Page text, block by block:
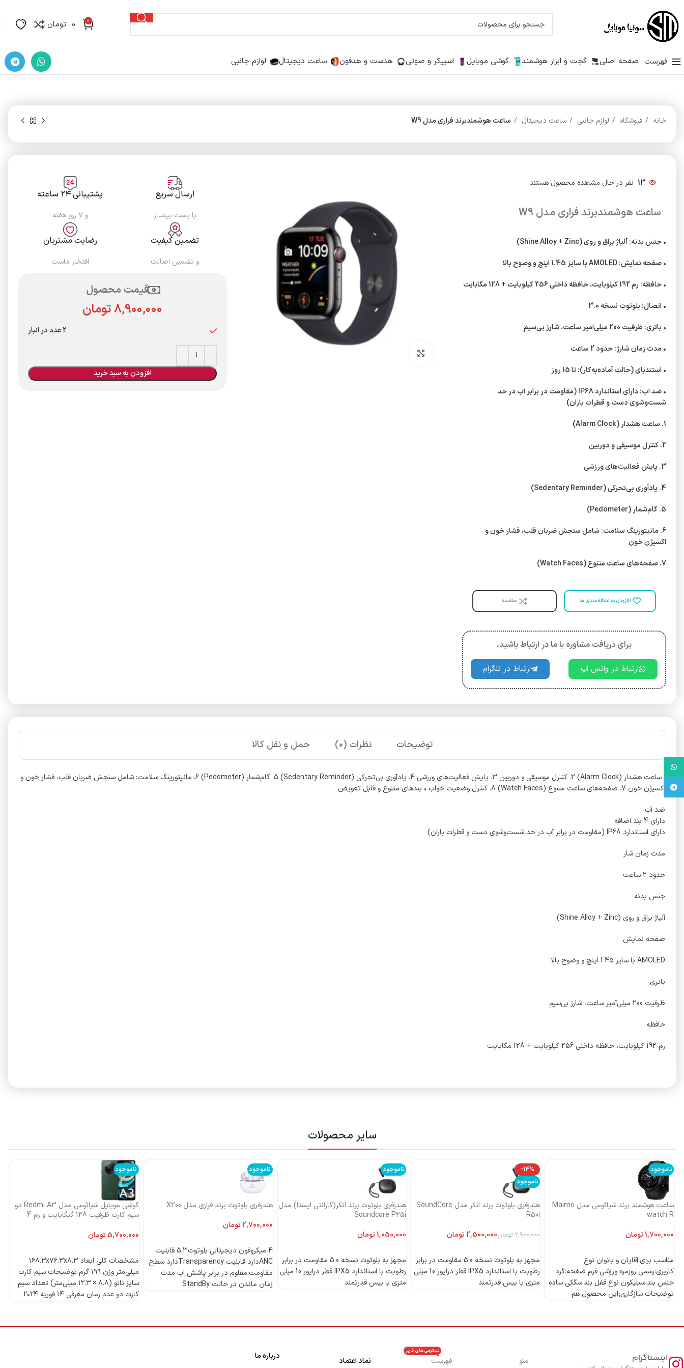
0
0 تومان
فهرست صفحه اصلی گجت و ابزار هوشمند گوشی موبایل اسپیکر و صوتی هدست و هدفون ساعت دیجیتال لوازم جانبی
خانه فروشگاه لوازم جانبی ساعت دیجیتال ساعت هوشمندبرند فراری مدل W9
13 نفر در حال مشاهده محصول هستند
ساعت هوشمندبرند فراری مدل W9
• جنس بدنه: آلیاژ براق و روی (Shine Alloy + Zinc)
• صفحه نمایش: AMOLED با سایز 1.45 اینچ و وضوح بالا
• حافظه: رم 192 کیلوبایت، حافظه داخلی 256 کیلوبایت + 128 مگابایت
• اتصال: بلوتوث نسخه 3.0
• باتری: ظرفیت 200 میلی‌آمپر ساعت، شارژ بی‌سیم
• مدت زمان شارژ: حدود 2 ساعت
• استندبای (حالت آماده‌به‌کار): تا 15 روز
• ضد آب: دارای استاندارد IP68 (مقاومت در برابر آب در حد
شست‌وشوی دست و قطرات باران)
1. ساعت هشدار (Alarm Clock)
2. کنترل موسیقی و دوربین
3. پایش فعالیت‌های ورزشی
4. یادآوری بی‌تحرکی (Sedentary Reminder)
5. گام‌شمار (Pedometer)
6. مانیتورینگ سلامت: شامل سنجش ضربان قلب، فشار خون و
اکسیژن خون
7. صفحه‌های ساعت متنوع (Watch Faces)
افزودن به علاقه مندی ها مقایسه
برای دریافت مشاوره با ما در ارتباط باشید.
ارتباط در واتس اپ ارتباط در تلگرام
ارسال سریع
با پست پیشتاز
پشتیبانی ۲۴ ساعته
و ۷ روز هفته
تضمین کیفیت
و تضمین اصالت
رضایت مشتریان
افتخار ماست
قیمت محصول
تومان
2 عدد در انبار
افزودن به سبد خرید
توضیحات نظرات (0) حمل و نقل کالا
. ساعت هشدار (Alarm Clock) 2. کنترل موسیقی و دوربین 3. پایش فعالیت‌های ورزشی 4. یادآوری بی‌تحرکی (Sedentary Reminder) 5. گام‌شمار (Pedometer) 6. مانیتورینگ سلامت: شامل سنجش ضربان قلب، فشار خون و
اکسیژن خون 7. صفحه‌های ساعت متنوع (Watch Faces) 8. کنترل وضعیت خواب • بندهای متنوع و قابل تعویض
ضد آب
دارای 4 بند اضافه
دارای استاندارد IP68 (مقاومت در برابر آب در حد شست‌وشوی دست و قطرات باران)
مدت زمان شار
حدود 2 ساعت
جنس بدنه
آلیاژ براق و روی (Shine Alloy + Zinc)
صفحه نمایش
AMOLED با سایز 1.45 اینچ و وضوح بالا
باتری
ظرفیت 200 میلی‌آمپر ساعت، شارژ بی‌سیم
حافظه
رم 192 کیلوبایت، حافظه داخلی 256 کیلوبایت + 128 مگابایت
سایر محصولات
ناموجود
ساعت هوشمند برند شیائومی مدل Maimo
watch R
تومان
مناسب برای:آقایان و بانوان نوع
کاربری:رسمی روزمره ورزشی فرم صفحه:گرد
جنس بند:سیلیکون نوع قفل بند:سگکی ساده
توضیحات سازگاری;این محصول هم
-14%
ناموجود
هندزفری بلوتوث برند انکر مدل SoundCore
R50i
2,900,000 تومان2,500,000تومان
مجهز به بلوتوث نسخه 5.0 مقاومت در برابر
رطوبت با استاندارد IPX5 قطر درایور 10 میلی
متری با بیس قدرتمند
ناموجود
هندزفری بلوتوث برند انکر(گارانتی ایستا) مدل
Soundcore P25i
تومان
مجهز به بلوتوث نسخه 5.0 مقاومت در برابر
رطوبت با استاندارد IPX5 قطر درایور 10 میلی
متری با بیس قدرتمند
ناموجود
هندزفری بلوتوث برند فراری مدل X200
تومان
4 میکروفون دیجیتالی بلوتوث5.3 قابلیت
ANCدارد قابلیت Transparencyدارد سطح
مقاومت:مقاوم در برابر پاشش اب مدت
زمان ماندن در حالت StandBy
ناموجود
گوشی موبایل شیائومی مدل Redmi A3 دو
سیم کارت ظرفیت 128 گیگابایت و رم 4
تومان
مشخصات کلی ابعاد ۱۶۸.۳x۷۶.۳x۸.۳
میلی‌متر وزن ۱۹۹ گرم توضیحات سیم کارت
سایز نانو (۸.۸ × ۱۲.۳ میلی‌متر) تعداد سیم
کارت دو عدد زمان معرفی ۱۴ فوریه ۲۰۲۴
nm) پردازنده‌ مرکزی Octa-core (۴x۲.۲
اینستاگرام منو فهرست
دسترسی های کاربر
نماد اعتماد درباره ما
تلگرام